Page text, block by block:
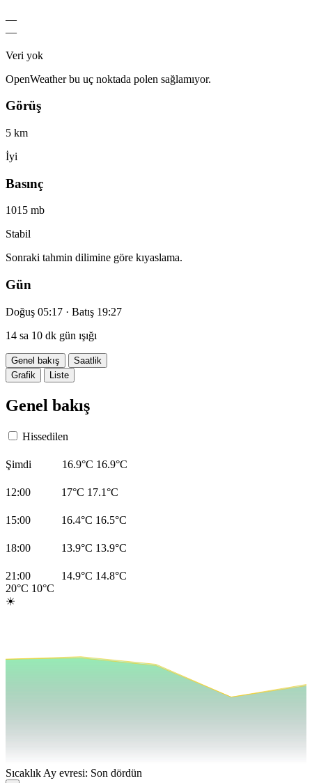
—
—
Veri yok
OpenWeather bu uç noktada polen sağlamıyor.
Görüş
5 km
İyi
Basınç
1015 mb
Stabil
Sonraki tahmin dilimine göre kıyaslama.
Gün
Doğuş 05:17 · Batış 19:27
14 sa 10 dk gün ışığı
Genel bakış
Saatlik
Grafik
Liste
Genel bakış
Hissedilen
Şimdi 16.9°C 16.9°C
12:00 17°C 17.1°C
15:00 16.4°C 16.5°C
18:00 13.9°C 13.9°C
21:00 14.9°C 14.8°C
20°C 10°C
☀
Sıcaklık Ay evresi: Son dördün